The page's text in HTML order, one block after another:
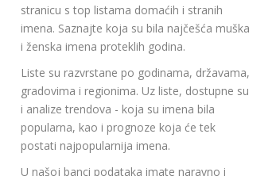
stranicu s top listama domaćih i stranih
imena. Saznajte koja su bila najčešća muška
i ženska imena proteklih godina.
Liste su razvrstane po godinama, državama,
gradovima i regionima. Uz liste, dostupne su
i analize trendova - koja su imena bila
popularna, kao i prognoze koja će tek
postati najpopularnija imena.
U našoj banci podataka imate naravno i